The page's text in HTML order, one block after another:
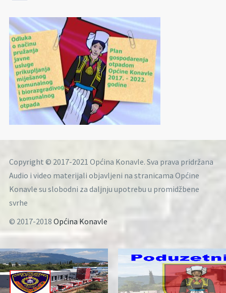
Copyright © 2017-2021 Općina Konavle. Sva prava pridržana
Audio i video materijali objavljeni na stranicama Općine
Konavle su slobodni za daljnju upotrebu u promidžbene
svrhe
© 2017-2018 Općina Konavle